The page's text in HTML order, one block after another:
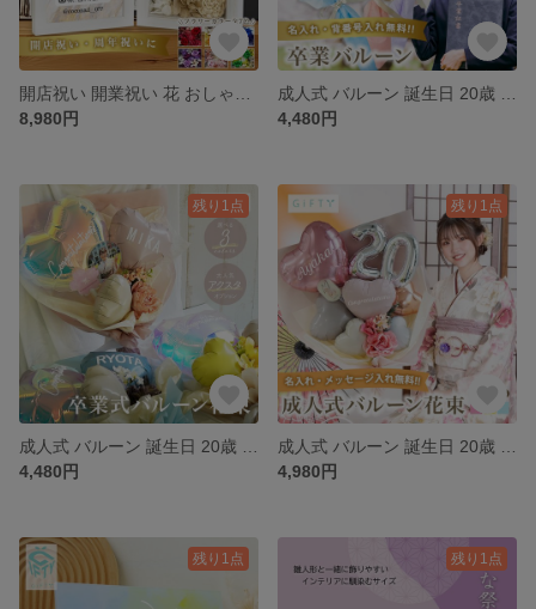
8,980円
4,480円
残り1点
4,480円
残り1点
4,980円
残り1点 残り1点